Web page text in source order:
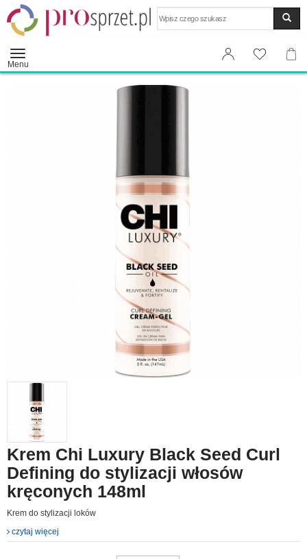
Menu
Krem Chi Luxury Black Seed Curl
Defining do stylizacji włosów
kręconych 148ml
Krem do stylizacji loków
czytaj więcej